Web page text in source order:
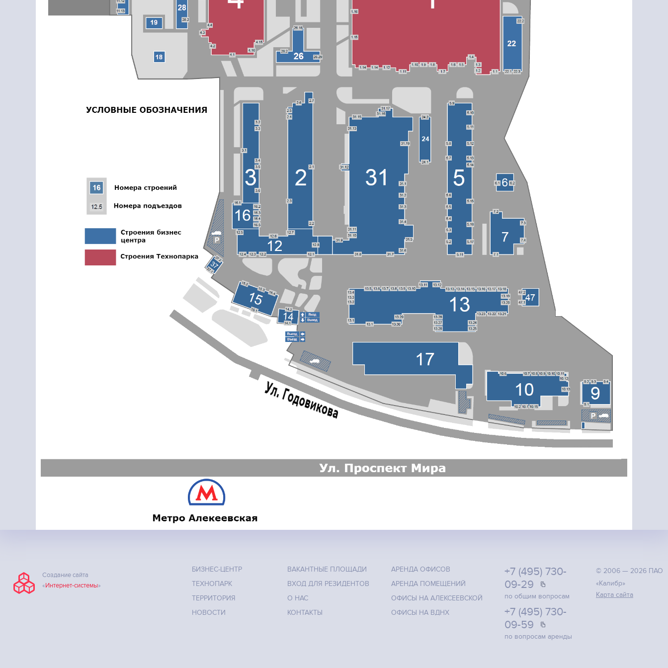
+7 (495) 730-09-59
Режим работы 7:00 - 18:00 ПН-ПТ.
ОБРАТНЫЙ ЗВОНОК
БИЗНЕС-ЦЕНТР
ТЕХНОПАРК
ТЕРРИТОРИЯ
НОВОСТИ
ВАКАНТНЫЕ ПЛОЩАДИ
ВХОД ДЛЯ РЕЗИДЕНТОВ
О НАС
КОНТАКТЫ
АРЕНДА ОФИСОВ
АРЕНДА ПОМЕЩЕНИЙ
ОФИСЫ НА АЛЕКСЕЕВСКОЙ
ОФИСЫ НА ВДНХ
+7 (495) 730-
09-29
по общим вопросам
+7 (495) 730-
09-59
по вопросам аренды
© 2006 — 2026 ПАО
«Калибр»
Карта сайта
Создание сайта
«Интернет-системы»